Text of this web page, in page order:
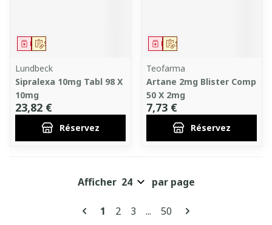
Sur prescription
Médicament
Lundbeck
Sipralexa 10mg Tabl 98 X
10mg
23,82 €
Réservez
Sur prescription
Médicament
Teofarma
Artane 2mg Blister Comp
50 X 2mg
7,73 €
Réservez
Pages
Vous lisez actuellement la page
1 Page
2 Page
3 ... Page
50
Afficher par page